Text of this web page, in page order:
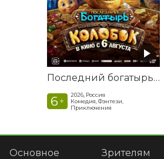
Последний богатырь. Колобок
6 +
2026, Россия
Комедия, Фэнтези,
Приключения
Основное
Зрителям